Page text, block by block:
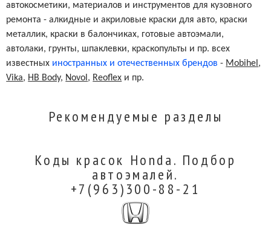
автокосметики, материалов и инструментов для кузовного
ремонта - алкидные и акриловые краски для авто, краски
металлик, краски в балончиках, готовые автоэмали,
автолаки, грунты, шпаклевки, краскопульты и пр. всех
известных иностранных и отечественных брендов - Mobihel ,
Vika, HB Body, Novol , Reoflex и пр.
Рекомендуемые разделы
Коды красок Honda. Подбор
автоэмалей.
+7(963)300-88-21